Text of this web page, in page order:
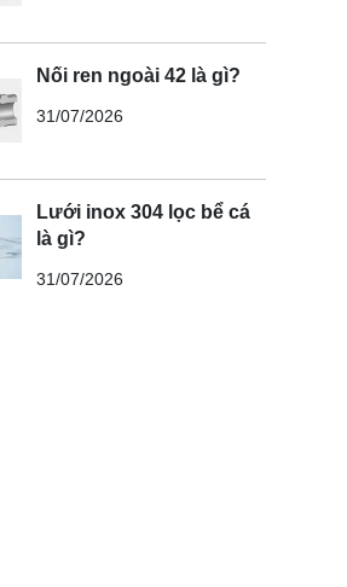
Nối ren ngoài 42 là gì?
31/07/2026
Lưới inox 304 lọc bể cá
là gì?
31/07/2026